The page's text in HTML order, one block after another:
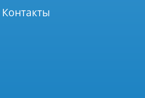
Контакты